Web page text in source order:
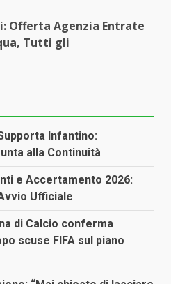
Offerta Agenzia Entrate
Tutti gli
Infantino:
alla Continuità
e Accertamento 2026:
Ufficiale
di Calcio conferma
scuse FIFA sul piano